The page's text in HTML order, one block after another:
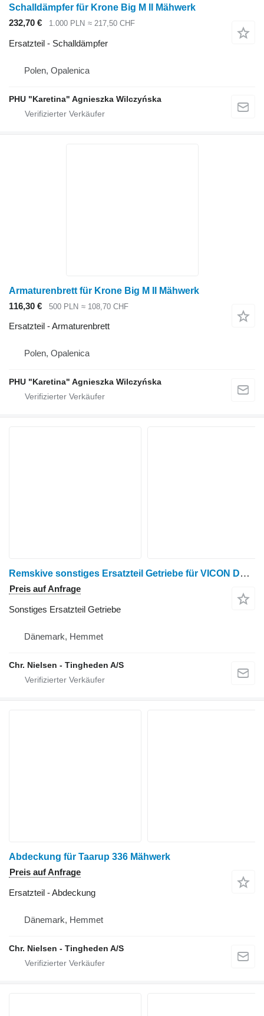
Schalldämpfer für Krone Big M II Mähwerk
232,70 €
1.000 PLN ≈ 217,50 CHF
Ersatzteil - Schalldämpfer
Polen, Opalenica
PHU "Karetina" Agnieszka Wilczyńska
Armaturenbrett für Krone Big M II Mähwerk
116,30 €
500 PLN ≈ 108,70 CHF
Ersatzteil - Armaturenbrett
Polen, Opalenica
PHU "Karetina" Agnieszka Wilczyńska
Remskive sonstiges Ersatzteil Getriebe für VICON DMP 4000 Mähwerk
Preis auf Anfrage
Sonstiges Ersatzteil Getriebe
Dänemark, Hemmet
Chr. Nielsen - Tingheden A/S
Abdeckung für Taarup 336 Mähwerk
Preis auf Anfrage
Ersatzteil - Abdeckung
Dänemark, Hemmet
Chr. Nielsen - Tingheden A/S